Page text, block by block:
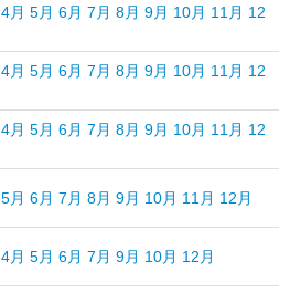
4月 5月 6月 7月 8月 9月 10月 11月 12
4月 5月 6月 7月 8月 9月 10月 11月 12
4月 5月 6月 7月 8月 9月 10月 11月 12
5月 6月 7月 8月 9月 10月 11月 12月
4月 5月 6月 7月 9月 10月 12月